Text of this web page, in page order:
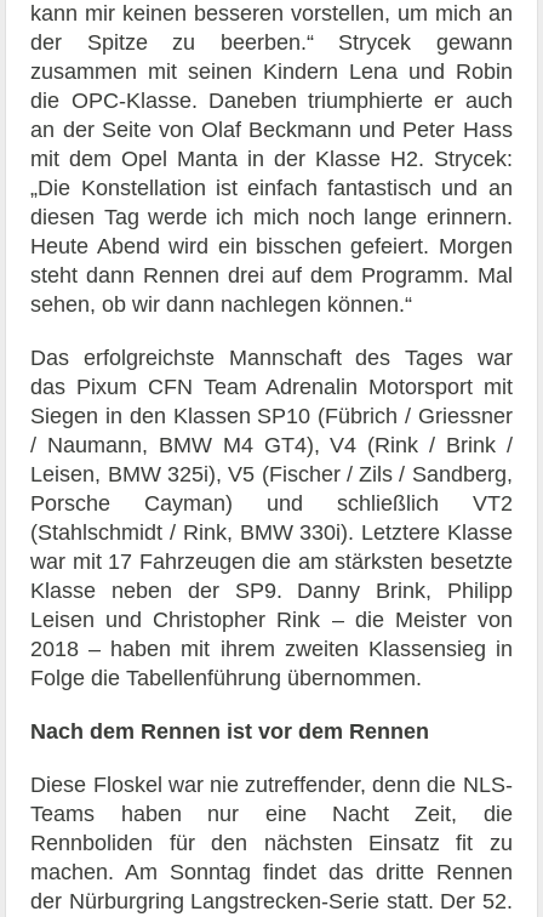
kann mir keinen besseren vorstellen, um mich an
der Spitze zu beerben.“ Strycek gewann
zusammen mit seinen Kindern Lena und Robin
die OPC-Klasse. Daneben triumphierte er auch
an der Seite von Olaf Beckmann und Peter Hass
mit dem Opel Manta in der Klasse H2. Strycek:
„Die Konstellation ist einfach fantastisch und an
diesen Tag werde ich mich noch lange erinnern.
Heute Abend wird ein bisschen gefeiert. Morgen
steht dann Rennen drei auf dem Programm. Mal
sehen, ob wir dann nachlegen können.“
Das erfolgreichste Mannschaft des Tages war
das Pixum CFN Team Adrenalin Motorsport mit
Siegen in den Klassen SP10 (Fübrich / Griessner
/ Naumann, BMW M4 GT4), V4 (Rink / Brink /
Leisen, BMW 325i), V5 (Fischer / Zils / Sandberg,
Porsche Cayman) und schließlich VT2
(Stahlschmidt / Rink, BMW 330i). Letztere Klasse
war mit 17 Fahrzeugen die am stärksten besetzte
Klasse neben der SP9. Danny Brink, Philipp
Leisen und Christopher Rink – die Meister von
2018 – haben mit ihrem zweiten Klassensieg in
Folge die Tabellenführung übernommen.
Nach dem Rennen ist vor dem Rennen
Diese Floskel war nie zutreffender, denn die NLS-
Teams haben nur eine Nacht Zeit, die
Rennboliden für den nächsten Einsatz fit zu
machen. Am Sonntag findet das dritte Rennen
der Nürburgring Langstrecken-Serie statt. Der 52.